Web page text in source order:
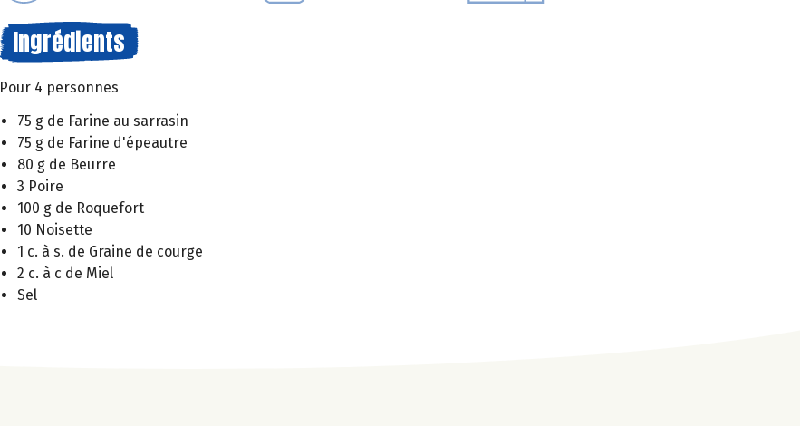
Ingrédients
Pour 4 personnes
75 g de Farine au sarrasin
75 g de Farine d'épeautre
80 g de Beurre
3 Poire
100 g de Roquefort
10 Noisette
1 c. à s. de Graine de courge
2 c. à c de Miel
Sel